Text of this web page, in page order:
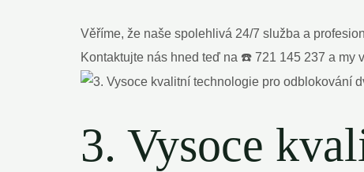
Věříme, že naše spolehlivá 24/7 služba a
Kontaktujte nás hned teď na ☎️ 721 145 237 a my
3. Vysoce